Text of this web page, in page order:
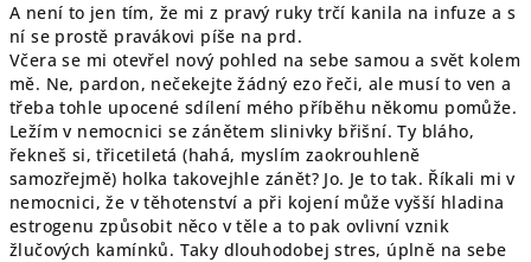
A není to jen tím, že mi z pravý ruky trčí kanila na infuze a s
ní se prostě pravákovi píše na prd.
Včera se mi otevřel nový pohled na sebe samou a svět kolem
mě. Ne, pardon, nečekejte žádný ezo řeči, ale musí to ven a
třeba tohle upocené sdílení mého příběhu někomu pomůže.
Ležím v nemocnici se zánětem slinivky břišní. Ty bláho,
řekneš si, třicetiletá (hahá, myslím zaokrouhleně
samozřejmě) holka takovejhle zánět? Jo. Je to tak. Říkali mi v
nemocnici, že v těhotenství a při kojení může vyšší hladina
estrogenu způsobit něco v těle a to pak ovlivní vznik
žlučových kamínků. Taky dlouhodobej stres, úplně na sebe